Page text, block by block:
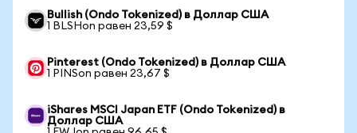
Bullish (Ondo Tokenized) в Доллар США
1 BLSHon равен 23,59 $
Pinterest (Ondo Tokenized) в Доллар США
1 PINSon равен 23,67 $
iShares MSCI Japan ETF (Ondo Tokenized) в
Доллар США